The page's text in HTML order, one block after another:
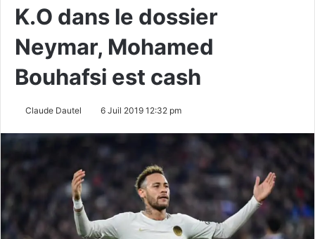
K.O dans le dossier
Neymar, Mohamed
Bouhafsi est cash
Claude Dautel 6 Juil 2019 12:32 pm